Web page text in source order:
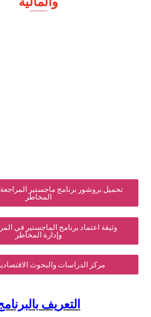
برنامج ماجستير المراجعة الداخلية وإدارة
المخاطر
اعتماد برنامج الماجستير في المراجعة الداخلية
وإدارة المخاطر
مركز الدراسات والبحوث الاقتصادية والمالية
التعريف بالبرنامج